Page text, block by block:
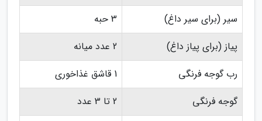
سیر (برای سیر داغ)
3 حبه
پیاز (برای پیاز داغ)
2 عدد میانه
رب گوجه فرنگی
1 قاشق غذاخوری
گوجه فرنگی
2 تا 3 عدد